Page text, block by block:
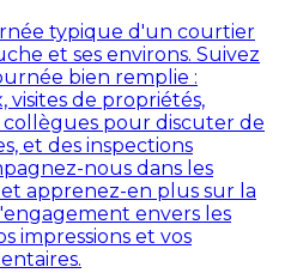
typique d'un courtier
et ses environs. Suivez
bien remplie :
visites de propriétés,
pour discuter de
et des inspections
nous dans les
apprenez-en plus sur la
envers les
impressions et vos